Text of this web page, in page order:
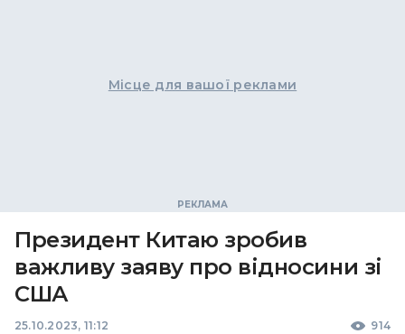
Місце для вашої реклами
Президент Китаю зробив
важливу заяву про відносини зі
США
25.10.2023, 11:12 914